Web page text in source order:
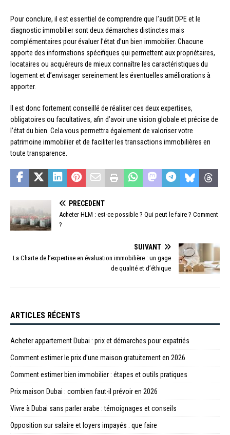
Pour conclure, il est essentiel de comprendre que l’audit DPE et le
diagnostic immobilier sont deux démarches distinctes mais
complémentaires pour évaluer l’état d’un bien immobilier. Chacune
apporte des informations spécifiques qui permettent aux propriétaires,
locataires ou acquéreurs de mieux connaître les caractéristiques du
logement et d’envisager sereinement les éventuelles améliorations à
apporter.
Il est donc fortement conseillé de réaliser ces deux expertises,
obligatoires ou facultatives, afin d’avoir une vision globale et précise de
l’état du bien. Cela vous permettra également de valoriser votre
patrimoine immobilier et de faciliter les transactions immobilières en
toute transparence.
PRÉCÉDENT
Acheter HLM : est-ce possible ? Qui peut le faire ? Comment
?
SUIVANT
La Charte de l’expertise en évaluation immobilière : un gage
de qualité et d’éthique
ARTICLES RÉCENTS
Acheter appartement Dubai : prix et démarches pour expatriés
Comment estimer le prix d’une maison gratuitement en 2026
Comment estimer bien immobilier : étapes et outils pratiques
Prix maison Dubai : combien faut-il prévoir en 2026
Vivre à Dubai sans parler arabe : témoignages et conseils
Opposition sur salaire et loyers impayés : que faire